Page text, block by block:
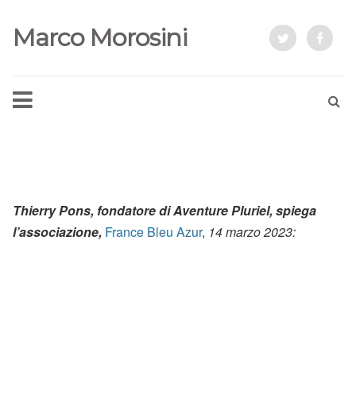
Marco Morosini
Thierry Pons, fondatore di Aventure Pluriel, spiega
l’associazione, France Bleu Azur, 14 marzo 2023: